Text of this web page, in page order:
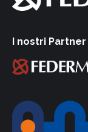
I nostri Partner